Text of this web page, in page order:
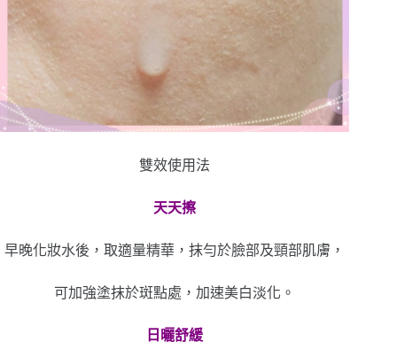
雙效使用法
天天擦
早晚化妝水後，取適量精華，抹勻於臉部及頸部肌膚，
可加強塗抹於斑點處，加速美白淡化。
日曬舒緩